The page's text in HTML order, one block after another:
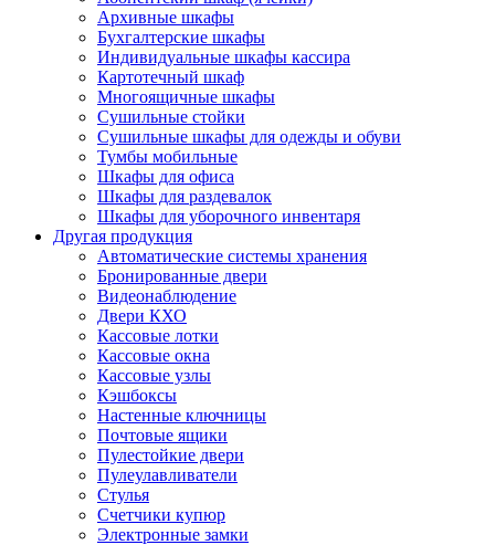
Архивные шкафы
Бухгалтерские шкафы
Индивидуальные шкафы кассира
Картотечный шкаф
Многоящичные шкафы
Сушильные стойки
Сушильные шкафы для одежды и обуви
Тумбы мобильные
Шкафы для офиса
Шкафы для раздевалок
Шкафы для уборочного инвентаря
Другая продукция
Автоматические системы хранения
Бронированные двери
Видеонаблюдение
Двери КХО
Кассовые лотки
Кассовые окна
Кассовые узлы
Кэшбоксы
Настенные ключницы
Почтовые ящики
Пулестойкие двери
Пулеулавливатели
Стулья
Счетчики купюр
Электронные замки